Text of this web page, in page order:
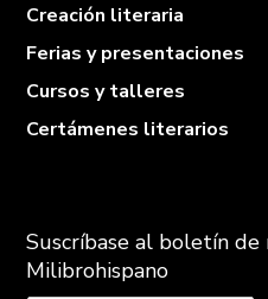
Creación literaria
Ferias y presentaciones
Cursos y talleres
Certámenes literarios
Suscríbase al boletín de
Milibrohispano